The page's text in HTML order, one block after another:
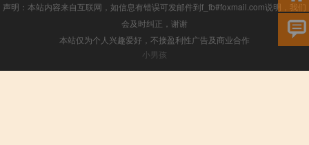
声明：本站内容来自互联网，如信息有错误可发邮件到f_fb#foxmail.com说明，我们
会及时纠正，谢谢
本站仅为个人兴趣爱好，不接盈利性广告及商业合作
小男孩